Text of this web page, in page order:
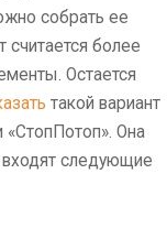
собрать ее
считается более
Остается
такой вариант
Она
входят следующие